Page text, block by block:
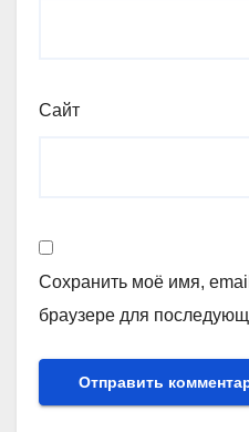
Сайт
Сохранить моё имя,
браузере для